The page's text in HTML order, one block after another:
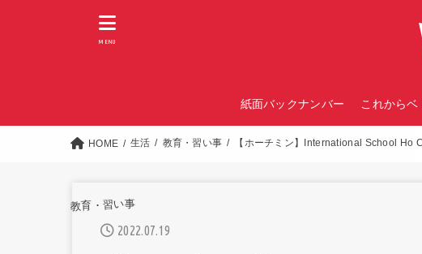
紙面バックナンバー これから
MENU
HOME 生活 教育・習い事 【ホーチミン】International School Ho
教育・習い事
2022.07.19